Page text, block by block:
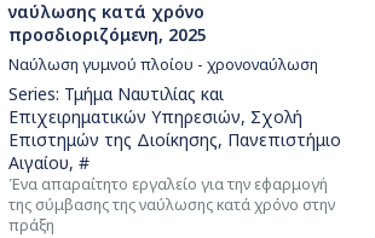
ναύλωσης κατά χρόνο
προσδιοριζόμενη, 2025
Ναύλωση γυμνού πλοίου - χρονοναύλωση
Series: Τμήμα Ναυτιλίας και
Επιχειρηματικών Υπηρεσιών, Σχολή
Επιστημών της Διοίκησης, Πανεπιστήμιο
Αιγαίου, #
Ένα απαραίτητο εργαλείο για την εφαρμογή
της σύμβασης της ναύλωσης κατά χρόνο στην
πράξη